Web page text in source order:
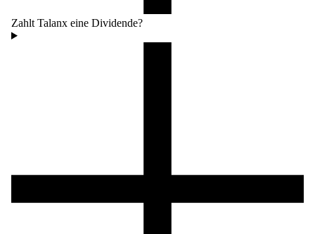
Zahlt Talanx eine Dividende?